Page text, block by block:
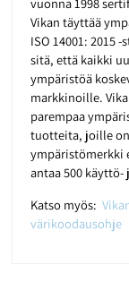
Vikan täyttää
ISO 14001: 2015
sitä, että kaikki
ympäristöä
markkinoille.
parempaa
tuotteita, joille
ympäristömerkki
antaa 500
Katso myös:
värikoodausohje